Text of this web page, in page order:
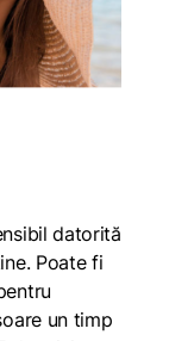
datorită
Poate fi
un timp